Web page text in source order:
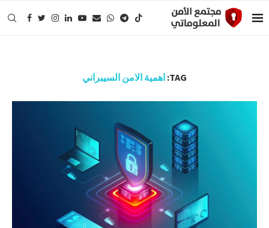
TAG: اهمية الامن السيبراني